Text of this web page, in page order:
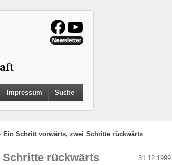
Impressum Suche
Ein Schritt vorwärts, zwei Schritte rückwärts
31.12.1999
rückwärts